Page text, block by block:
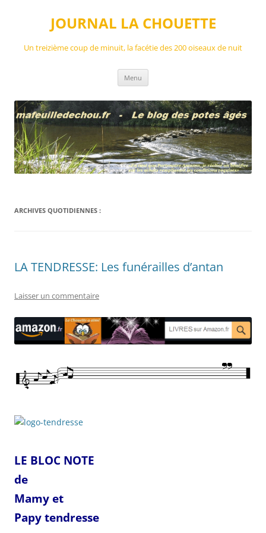
JOURNAL LA CHOUETTE
Un treizième coup de minuit, la facétie des 200 oiseaux de nuit
Menu
ARCHIVES QUOTIDIENNES :
LA TENDRESSE: Les funérailles d’antan
Laisser un commentaire
LE BLOC NOTE
de
Mamy et
Papy tendresse